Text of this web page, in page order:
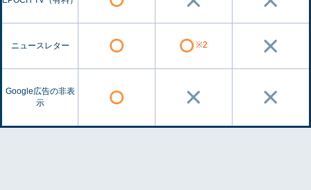
ニュースレター ※2
Google広告の非表
示